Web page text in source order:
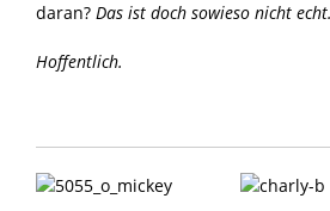
daran? Das ist doch sowieso nicht
Hoffentlich.